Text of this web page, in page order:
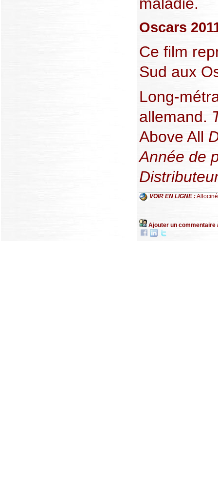
Oscars
Ce film
Sud aux
Long-
allemand.
Above All
Année de
VOIR EN LIGNE :Allociné
Ajouter un commentaire